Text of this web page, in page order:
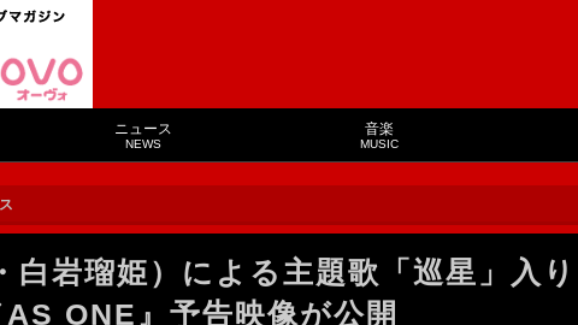
ニュース
NEWS
音楽
MUSIC
白岩瑠姫）による主題歌「巡星」入り
AS ONE』予告映像が公開